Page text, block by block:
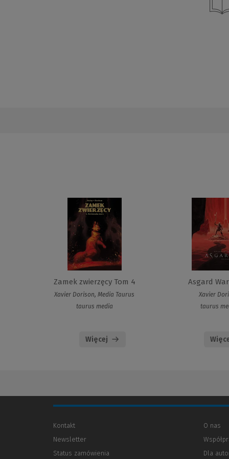
Zamek zwierzęcy Tom 4
Xavier Dorison, Media Taurus
taurus media
Więcej
Asgard
Xavier
taurus
Kontakt
Newsletter
Status zamówienia
O nas
Dla